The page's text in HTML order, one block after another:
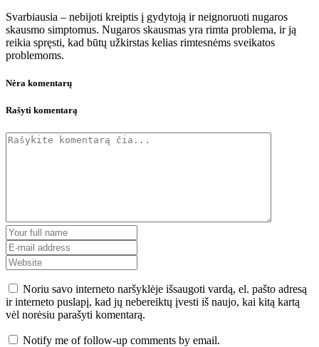
Svarbiausia – nebijoti kreiptis į gydytoją ir neignoruoti nugaros
skausmo simptomus. Nugaros skausmas yra rimta problema, ir ją
reikia spręsti, kad būtų užkirstas kelias rimtesnėms sveikatos
problemoms.
Nėra komentarų
Rašyti komentarą
Noriu savo interneto naršyklėje išsaugoti vardą, el. pašto adresą
ir interneto puslapį, kad jų nebereiktų įvesti iš naujo, kai kitą kartą
vėl norėsiu parašyti komentarą.
Notify me of follow-up comments by email.